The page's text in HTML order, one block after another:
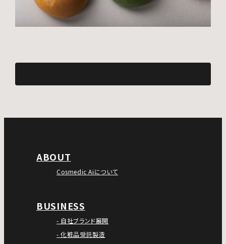
ABOUT
Cosmedic Aiについて
BUSINESS
- 自社ブランド展開
- 化粧品受託製造